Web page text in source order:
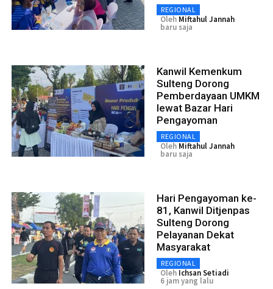
REGIONAL
Oleh Miftahul Jannah
baru saja
Kanwil Kemenkum
Sulteng Dorong
Pemberdayaan UMKM
lewat Bazar Hari
Pengayoman
REGIONAL
Oleh Miftahul Jannah
baru saja
Hari Pengayoman ke-
81, Kanwil Ditjenpas
Sulteng Dorong
Pelayanan Dekat
Masyarakat
REGIONAL
Oleh Ichsan Setiadi
6 jam yang lalu